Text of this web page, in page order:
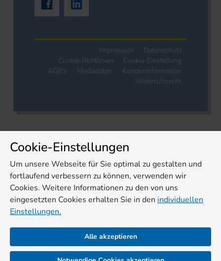
Impressum
Datenschutz
Cookie-Richtlinien
Cookie-Einstellung
AGB's
Mediadaten
Kundeninformation
Widerrufsrecht
Cookie-Einstellungen
Um unsere Webseite für Sie optimal zu gestalten und
fortlaufend verbessern zu können, verwenden wir
Cookies. Weitere Informationen zu den von uns
eingesetzten Cookies erhalten Sie in den individuellen
Einstellungen.
Alle akzeptieren